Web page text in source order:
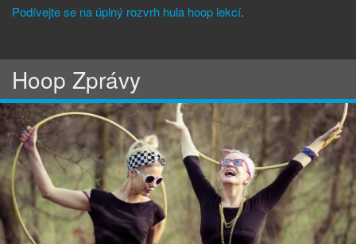
Podívejte se na úplný rozvrh hula hoop lekcí.
Hoop Zprávy